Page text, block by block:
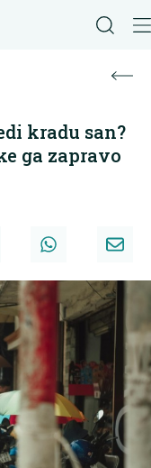
kradu san?
ga zapravo